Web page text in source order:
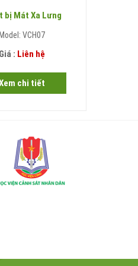
bị Mát Xa Lưng
Model: VCH07
Giá : Liên hệ
chi tiết